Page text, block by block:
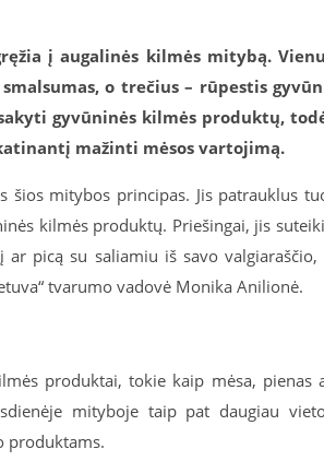
į augalinės kilmės mitybą.
o trečius – rūpestis
gyvūninės kilmės produktų,
mažinti mėsos vartojimą.
šios mitybos principas. Jis patrauklus
kilmės produktų. Priešingai, jis
ar picą su saliamiu iš savo valgiaraščio,
tvarumo vadovė Monika Anilionė.
produktai, tokie kaip mėsa, pienas
mityboje taip pat daugiau
produktams.